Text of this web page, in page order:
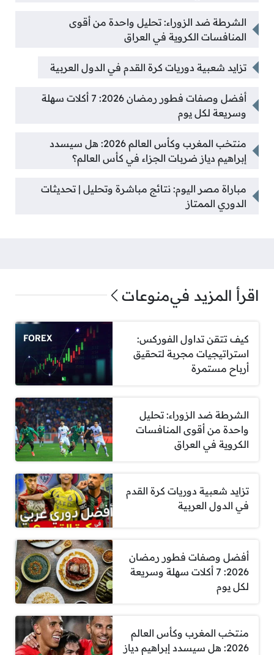
الشرطة ضد الزوراء: تحليل واحدة من أقوى
المنافسات الكروية في العراق
تزايد شعبية دوريات كرة القدم في الدول العربية
أفضل وصفات فطور رمضان 2026: 7 أكلات سهلة
وسريعة لكل يوم
منتخب المغرب وكأس العالم 2026: هل سيسدد
إبراهيم دياز ضربات الجزاء في كأس العالم؟
مباراة مصر اليوم: نتائج مباشرة وتحليل | تحديثات
الدوري الممتاز
اقرأ المزيد فيمنوعات
كيف تتقن تداول الفوركس:
استراتيجيات مجربة لتحقيق
أرباح مستمرة
الشرطة ضد الزوراء: تحليل
واحدة من أقوى المنافسات
الكروية في العراق
تزايد شعبية دوريات كرة القدم
في الدول العربية
أفضل وصفات فطور رمضان
2026: 7 أكلات سهلة وسريعة
لكل يوم
منتخب المغرب وكأس العالم
2026: هل سيسدد إبراهيم دياز